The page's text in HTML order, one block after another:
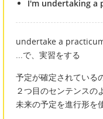
I'm undertaking a
undertake a
...で、実習をする
予定が確定されている
２つ目のセンテンスの
未来の予定を進行形を